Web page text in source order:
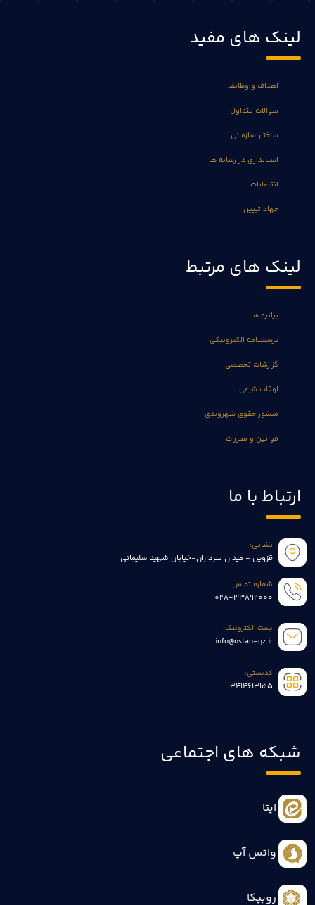
لینک های مفید
اهداف و وظایف
سوالات متداول
ساختار سازمانی
استانداری در رسانه ها
انتصابات
جهاد تبیین
لینک های مرتبط
بیانیه ها
پرسشنامه الکترونیکی
گزارشات تخصصی
اوقات شرعی
منشور حقوق شهروندی
قوانین و مقررات
ارتباط با ما
نشانی:
قزوین - میدان سرداران-خیابان شهید سلیمانی
شماره تماس:
028-33892000
پست الکترونیک:
info@ostan-qz.ir
کدپستی:
3414613155
شبکه های اجتماعی
ایتا
واتس آپ
روبیکا